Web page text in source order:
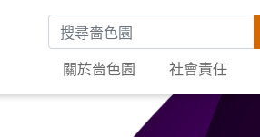
搜尋關鍵字
關於嗇色園
社會責任